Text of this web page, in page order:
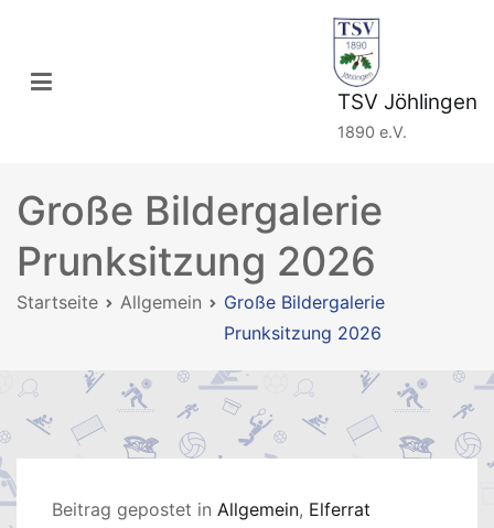
springen
TSV Jöhlingen
1890 e.V.
Große Bildergalerie
Prunksitzung 2026
Startseite Allgemein
Große Bildergalerie
Prunksitzung 2026
Beitrag gepostet in Allgemein, Elferrat